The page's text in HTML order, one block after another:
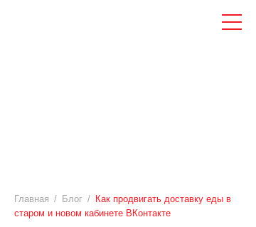
Главная / Блог / Как продвигать доставку еды в
старом и новом кабинете ВКонтакте